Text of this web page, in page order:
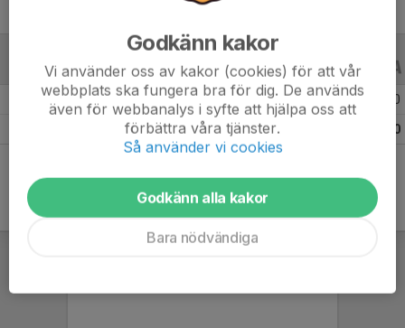
ALLA SERIER ALLA ÅR
Säsongen 25/26 3 0 0
0
Godkänn kakor
Vi använder oss av kakor (cookies) för att vår
webbplats ska fungera bra för dig. De används
även för webbanalys i syfte att hjälpa oss att
förbättra våra tjänster.
Så använder vi cookies
Godkänn alla kakor
Bara nödvändiga